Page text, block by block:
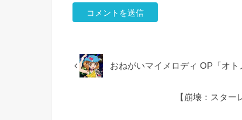
おねがいマイメロディ OP「オト
【崩壊：スタ